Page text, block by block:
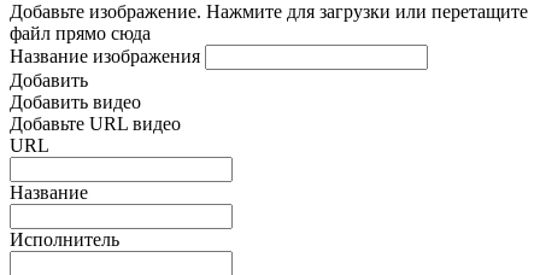
Добавьте изображение. Нажмите для загрузки или перетащите
файл прямо сюда
Название изображения
Добавить
Добавить видео
Добавьте URL видео
URL
Название
Исполнитель